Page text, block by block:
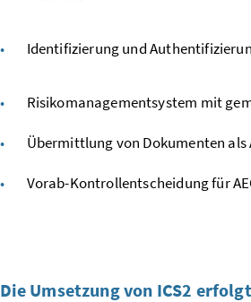
Identifizierung und
Risikomanagementsystem mit
Übermittlung von Dokumenten
Vorab-Kontrollentscheidung für
Die Umsetzung von ICS2